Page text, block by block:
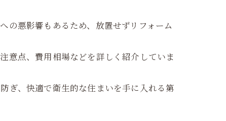
の悪影響もあるため、放置せずリフォーム
意点、費用相場などを詳しく紹介していま
ぎ、快適で衛生的な住まいを手に入れる第